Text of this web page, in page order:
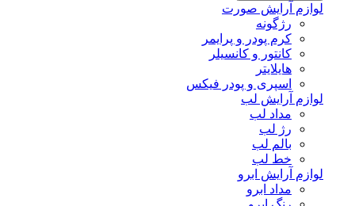
لوازم آرایش صورت
رژگونه
کرم پودر و پرایمر
کانتور و کانسیلر
هایلایتر
اسپری و پودر فیکس
لوازم آرایش لب
مداد لب
رژ لب
بالم لب
خط لب
لوازم آرایش ابرو
مداد ابرو